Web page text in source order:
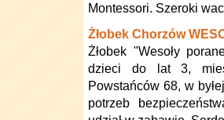
Montessori. Szeroki
Żłobek Chorzów
Żłobek "Wesoły
dzieci do lat 3,
Powstańców 68, w
potrzeb